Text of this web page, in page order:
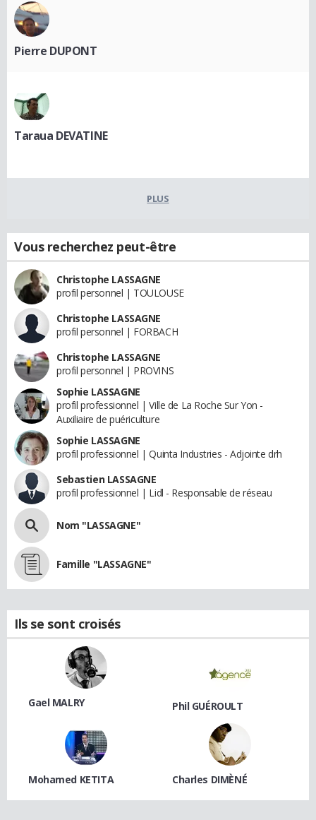
Pierre DUPONT
Taraua DEVATINE
PLUS
Vous recherchez peut-être
Christophe LASSAGNE
profil personnel | TOULOUSE
Christophe LASSAGNE
profil personnel | FORBACH
Christophe LASSAGNE
profil personnel | PROVINS
Sophie LASSAGNE
profil professionnel | Ville de La Roche Sur Yon -
Auxiliaire de puériculture
Sophie LASSAGNE
profil professionnel | Quinta Industries - Adjointe drh
Sebastien LASSAGNE
profil professionnel | Lidl - Responsable de réseau
Nom "LASSAGNE"
Famille "LASSAGNE"
Ils se sont croisés
Gael MALRY Phil GUÉROULT
Mohamed KETITA Charles DIMÈNÉ